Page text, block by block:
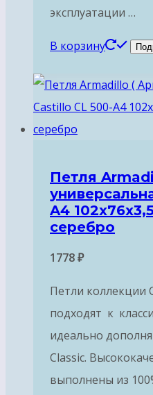
эксплуатации …
В корзину
Петля
A4
серебро
1778₽
Петли коллекции
подходят к
идеально
Classic.
выполнены из